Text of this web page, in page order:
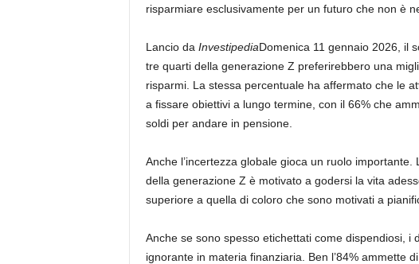
risparmiare esclusivamente per un futuro che non è
Lancio da InvestipediaDomenica 11 gennaio 2026, il
tre quarti della generazione Z preferirebbero una
risparmi. La stessa percentuale ha affermato che le
a fissare obiettivi a lungo termine, con il 66% che
soldi per andare in pensione.
Anche l’incertezza globale gioca un ruolo importante.
della generazione Z è motivato a godersi la vita
superiore a quella di coloro che sono motivati ​​a
Anche se sono spesso etichettati come dispendiosi, i
ignorante in materia finanziaria. Ben l’84% ammette